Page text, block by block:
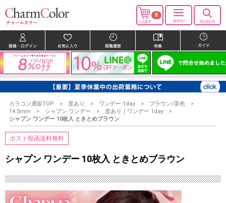
0
カラコン通販TOP 度あり ワンデー 1day
ブラウン/茶色
14.5mm
シャプン ワンデー
度あり｜ワンデー 1day
シャプン ワンデー 10枚入 ときとめブラウン
ポスト投函送料無料
シャプン ワンデー 10枚入 ときとめブラウン